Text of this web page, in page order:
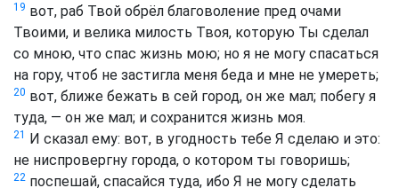
19 вот, раб Твой обрёл благоволение пред очами
Твоими, и велика милость Твоя, которую Ты сделал
со мною, что спас жизнь мою; но я не могу спасаться
на гору, чтоб не застигла меня беда и мне не умереть;
20 вот, ближе бежать в сей город, он же мал; побегу я
туда, — он же мал; и сохранится жизнь моя.
21 И сказал ему: вот, в угодность тебе Я сделаю и это:
не ниспровергну города, о котором ты говоришь;
22 поспешай, спасайся туда, ибо Я не могу сделать